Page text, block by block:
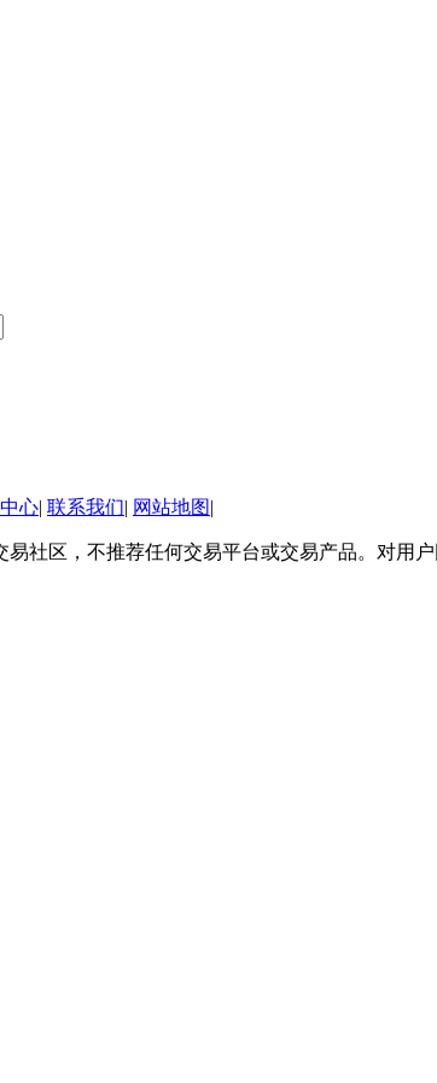
心| 联系我们| 网站地图|
易社区，不推荐任何交易平台或交易产品。对用